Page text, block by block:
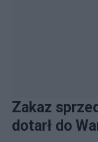
Zakaz
dotarł do